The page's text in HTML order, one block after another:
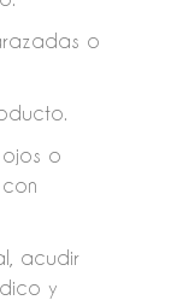
o
o
acudir
y